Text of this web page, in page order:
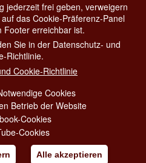
jederzeit frei geben, verweigern
das Cookie-Präferenz-Panel
Footer erreichbar ist.
Sie in der Datenschutz- und
Richtlinie.
Cookie-Richtlinie
Cookies
Betrieb der Website
Cookies
Cookies
Alle akzeptieren